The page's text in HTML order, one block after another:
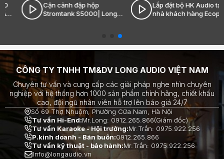
Cận cảnh đập hộp
Stromtank S5000| Long
Audio - Âm thanh Hi-End
Lắp đặt bộ HK Audio tại
nhà khách hàng Ecopark|
Long Audio - Âm thanh Hi-
CÔNG TY TNHH TM&DV LONG AUDIO VIỆT NAM
Chuyên tư vấn và cung cấp các giải pháp nghe nhìn chuyên
nghiệp với hệ thống hơn 1000 sản phẩm chính hãng, chiết khấu
cao, đội ngũ nhân viên hỗ trợ lên báo giá 24/7
Số 69 Thợ Nhuộm, Phường Cửa Nam, Hà Nội
Tư vấn Hi-End:Mr.Long: 0912.265.866(Giám đốc)
Tư vấn Karaoke - Hội trường:Mr.Trần: 0975.922.256
P.kinh doanh - Bán buôn:0912.265.866
Tư vấn kỹ thuật - bảo hành:Mr.Trần: 0975.922.256
Info@longaudio.vn